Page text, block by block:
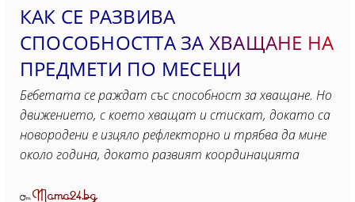
КАК СЕ РАЗВИВА
СПОСОБНОСТТА ЗА ХВАЩАНЕ НА
ПРЕДМЕТИ ПО МЕСЕЦИ
Бебетата се раждат със способност за хващане. Но
движението, с което хващат и стискат, докато са
новородени е изцяло рефлекторно и трябва да мине
около година, докато развият координацията
ОтMama24.bg